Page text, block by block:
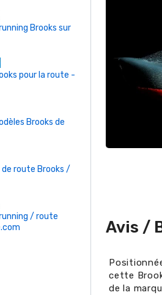
Brooks sur
pour la route -
Brooks de
de route Brooks /
/ route
Avis /
cette
de la